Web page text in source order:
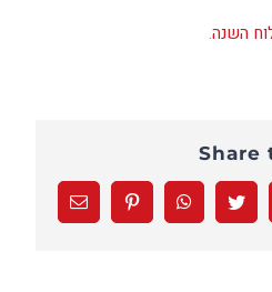
השנה.
Share
Facebook
Twitter
WhatsApp
Pinterest
Email